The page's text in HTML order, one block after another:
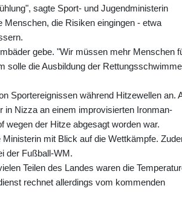
sagte Sport- und Jugendministerin
Menschen, die Risiken eingingen - etwa
gebe. "Wir müssen mehr Menschen
solle die Ausbildung der
Sportereignissen während Hitzewellen an.
in Nizza an einem improvisierten Ironman-
wegen der Hitze abgesagt worden war.
mit Blick auf die Wettkämpfe.
der Fußball-WM.
Teilen des Landes waren die
rechnet allerdings vom kommenden